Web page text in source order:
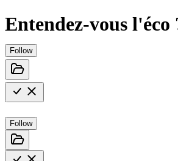
Entendez-vous l'éco
Follow
Follow